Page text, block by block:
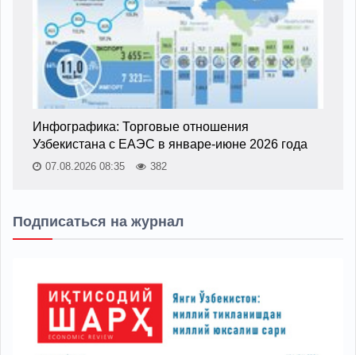
Инфографика: Торговые отношения
Узбекистана с ЕАЭС в январе-июне 2026 года
07.08.2026 08:35 382
Подписаться на журнал